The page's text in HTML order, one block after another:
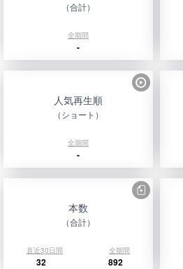
（合計）
全期間
-
人気再生順
（ショート）
全期間
-
本数
（合計）
直近30日間 全期間
32 892